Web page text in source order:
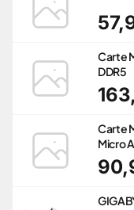
Carte
DDR5
Carte
Micro